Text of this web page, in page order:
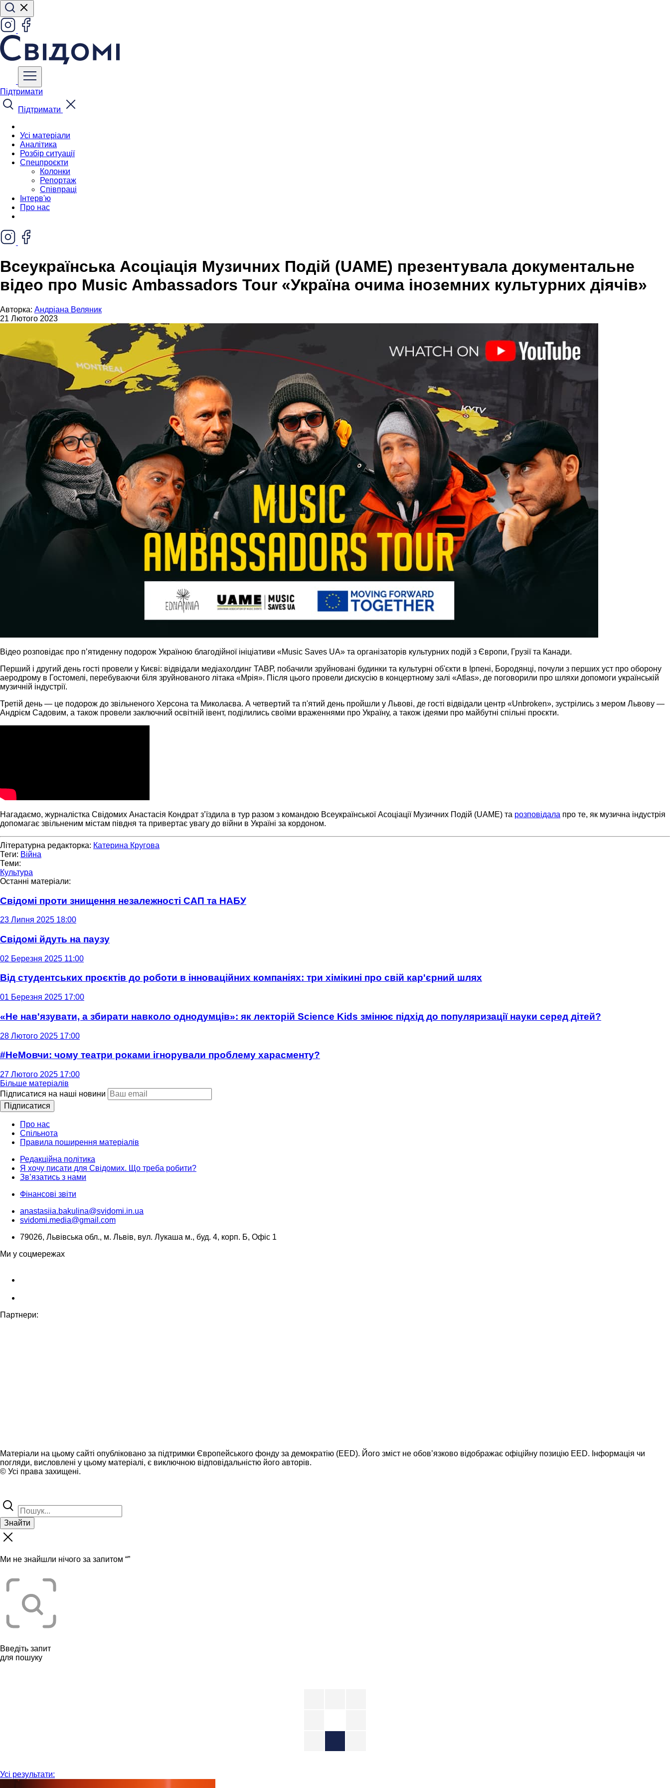
Підтримати
Підтримати
Усі матеріали
Аналітика
Розбір ситуації
Спецпроєкти
Колонки
Репортаж
Співпраці
Інтерв'ю
Про нас
Всеукраїнська Асоціація Музичних Подій (UAME) презентувала документальне
відео про Music Ambassadors Tour «Україна очима іноземних культурних діячів»
Авторка: Андріана Веляник
21 Лютого 2023
Відео розповідає про пʼятиденну подорож Україною благодійної ініціативи «Music Saves UA» та організаторів культурних подій з Європи, Грузії та Канади.
Перший і другий день гості провели у Києві: відвідали медіахолдинг ТАВР, побачили зруйновані будинки та культурні об'єкти в Ірпені, Бородянці, почули з перших уст про оборону
аеродрому в Гостомелі, перебуваючи біля зруйнованого літака «Мрія». Після цього провели дискусію в концертному залі «Atlas», де поговорили про шляхи допомоги українській
музичній індустрії.
Третій день — це подорож до звільненого Херсона та Миколаєва. А четвертий та п'ятий день пройшли у Львові, де гості відвідали центр «Unbroken», зустрілись з мером Львову —
Андрієм Садовим, а також провели заключний освітній івент, поділились своїми враженнями про Україну, а також ідеями про майбутні спільні проєкти.
Нагадаємо, журналістка Свідомих Анастасія Кондрат з’їздила в тур разом з командою Всеукраїнської Асоціації Музичних Подій (UAME) та розповідала про те, як музична індустрія
допомагає звільненим містам півдня та привертає увагу до війни в Україні за кордоном.
Літературна редакторка: Катерина Кругова
Теги: Війна
Теми:
Культура
Останні матеріали:
Свідомі проти знищення незалежності САП та НАБУ
23 Липня 2025 18:00
Свідомі йдуть на паузу
02 Березня 2025 11:00
Від студентських проєктів до роботи в інноваційних компаніях: три хімікині про свій кар'єрний шлях
01 Березня 2025 17:00
«Не нав'язувати, а збирати навколо однодумців»: як лекторій Science Kids змінює підхід до популяризації науки серед дітей?
28 Лютого 2025 17:00
#НеМовчи: чому театри роками ігнорували проблему харасменту?
27 Лютого 2025 17:00
Більше матеріалів
Підписатися на наші новини
Підписатися
Про нас
Спільнота
Правила поширення матеріалів
Редакційна політика
Я хочу писати для Свідомих. Що треба робити?
Зв’язатись з нами
Фінансові звіти
anastasiia.bakulina@svidomi.in.ua
svidomi.media@gmail.com
79026, Львівська обл., м. Львів, вул. Лукаша м., буд. 4, корп. Б, Офіс 1
Ми у соцмережах
Партнери:
Матеріали на цьому сайті опубліковано за підтримки Європейського фонду за демократію (EED). Його зміст не обов’язково відображає офіційну позицію EED. Інформація чи
погляди, висловлені у цьому матеріалі, є виключною відповідальністю його авторів.
© Усі права захищені.
Знайти
Ми не знайшли нічого за запитом “”
Введіть запит
для пошуку
Усі результати: